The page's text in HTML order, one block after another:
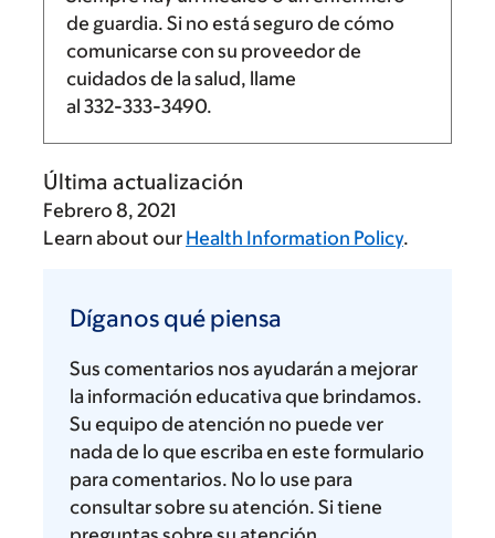
de guardia. Si no está seguro de cómo
comunicarse con su proveedor de
cuidados de la salud, llame
al 332-333-3490.
Última actualización
Febrero 8, 2021
Learn about our Health Information Policy.
qué
piensa
Díganos qué piensa
Sus comentarios nos ayudarán a mejorar
la información educativa que brindamos.
Su equipo de atención no puede ver
nada de lo que escriba en este formulario
para comentarios. No lo use para
consultar sobre su atención. Si tiene